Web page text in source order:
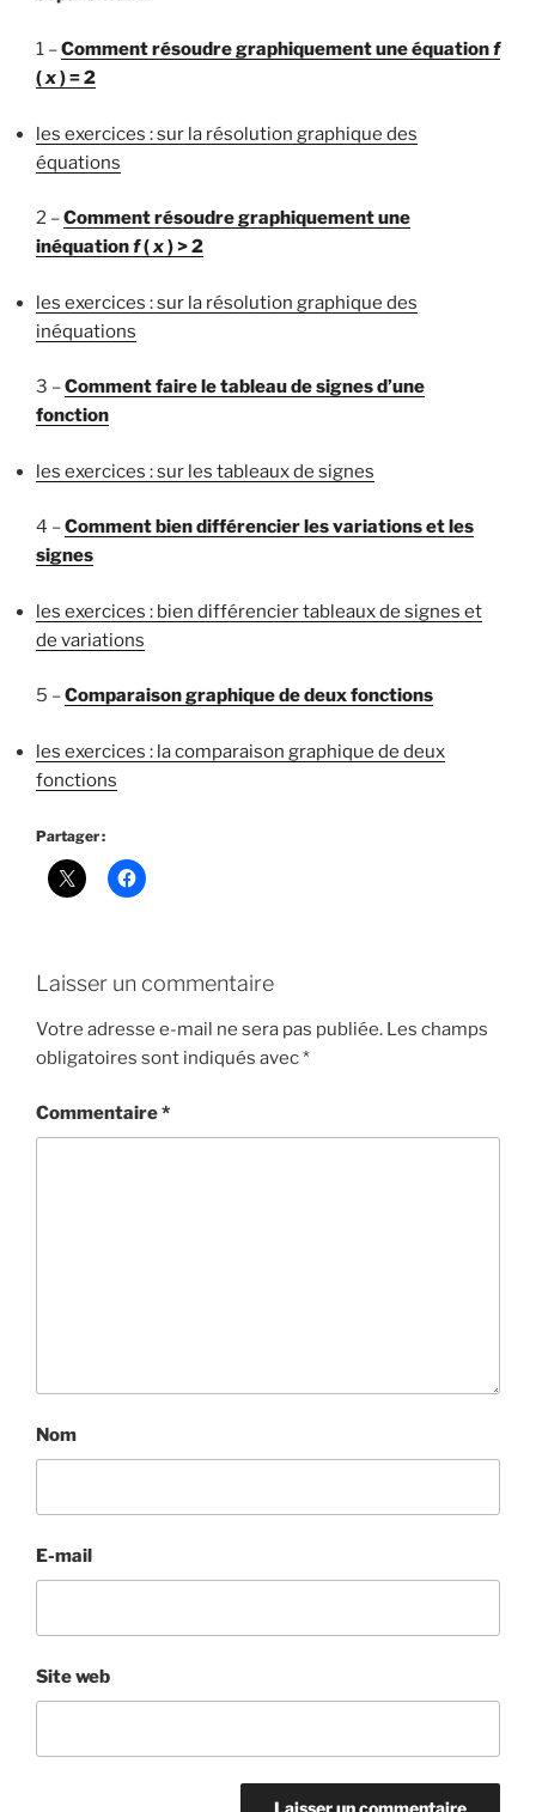
1 –Comment résoudre graphiquement une équationf
(x) = 2
les exercices : sur la résolution graphique des
équations
2 –Comment résoudre graphiquement une
inéquationf(x) > 2
les exercices : sur la résolution graphique des
inéquations
3 –Comment faire le tableau de signes d’une
fonction
les exercices : sur les tableaux de signes
4 –Comment bien différencier les variations et les
signes
les exercices : bien différencier tableaux de signes et
de variations
5 –Comparaison graphique de deux fonctions
les exercices : la comparaison graphique de deux
fonctions
Partager :
Laisser un commentaire
Votre adresse e-mail ne sera pas publiée. Les champs
obligatoires sont indiqués avec*
Commentaire*
Nom
E-mail
Site web